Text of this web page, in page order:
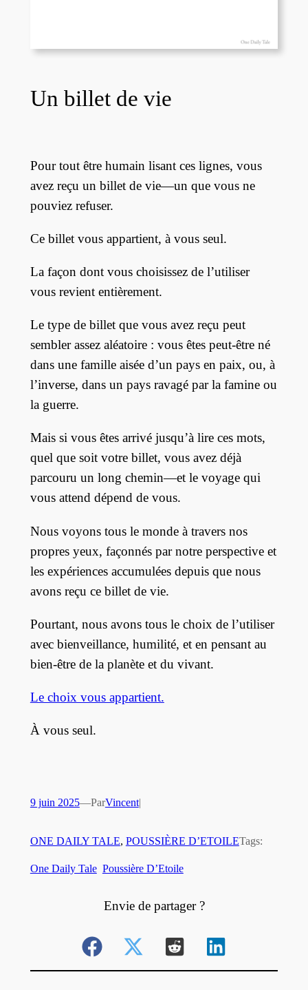
Un billet de vie
Pour tout être humain lisant ces lignes, vous
avez reçu un billet de vie—un que vous ne
pouviez refuser.
Ce billet vous appartient, à vous seul.
La façon dont vous choisissez de l’utiliser
vous revient entièrement.
Le type de billet que vous avez reçu peut
sembler assez aléatoire : vous êtes peut-être né
dans une famille aisée d’un pays en paix, ou, à
l’inverse, dans un pays ravagé par la famine ou
la guerre.
Mais si vous êtes arrivé jusqu’à lire ces mots,
quel que soit votre billet, vous avez déjà
parcouru un long chemin—et le voyage qui
vous attend dépend de vous.
Nous voyons tous le monde à travers nos
propres yeux, façonnés par notre perspective et
les expériences accumulées depuis que nous
avons reçu ce billet de vie.
Pourtant, nous avons tous le choix de l’utiliser
avec bienveillance, humilité, et en pensant au
bien-être de la planète et du vivant.
Le choix vous appartient.
À vous seul.
9 juin 2025—ParVincent|
ONE DAILY TALE, POUSSIÈRE D’ETOILETags:
One Daily Tale Poussière D’Etoile
Envie de partager ?